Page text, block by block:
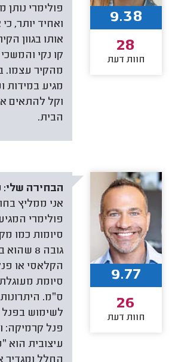
פולימרי נותן
ואחיד יותר,
אותו בגוון
קו נקי
מהקיר עצמו.
מגיע במידות
וקל להתאים
הבית.
9.38
28
חוות דעת
הבחירה שלי:
אני ממליץ
פולימרי
סיומות כמו
גובה 8
הקלאסי או
ס״מ.
לשימוש בפנל
עיצובית הוא
9.77
26
חוות דעת